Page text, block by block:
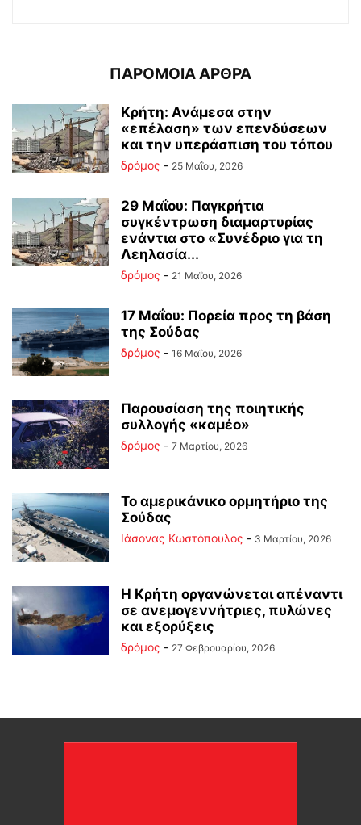
ΠΑΡΟΜΟΙΑ ΑΡΘΡΑ
Κρήτη: Ανάμεσα στην
«επέλαση» των επενδύσεων
και την υπεράσπιση του τόπου
δρόμος - 25 Μαΐου, 2026
29 Μαΐου: Παγκρήτια
συγκέντρωση διαμαρτυρίας
ενάντια στο «Συνέδριο για τη
Λεηλασία...
δρόμος - 21 Μαΐου, 2026
17 Μαΐου: Πορεία προς τη βάση
της Σούδας
δρόμος - 16 Μαΐου, 2026
Παρουσίαση της ποιητικής
συλλογής «καμέο»
δρόμος - 7 Μαρτίου, 2026
Το αμερικάνικο ορμητήριο της
Σούδας
Ιάσονας Κωστόπουλος - 3 Μαρτίου, 2026
Η Κρήτη οργανώνεται απέναντι
σε ανεμογεννήτριες, πυλώνες
και εξορύξεις
δρόμος - 27 Φεβρουαρίου, 2026